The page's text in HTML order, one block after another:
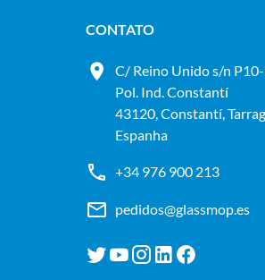
CONTATO
C/ Reino Unido s/n
Pol. Ind. Constantí
43120, Constantí,
Espanha
+34 976 900 213
pedidos@glassmop.es